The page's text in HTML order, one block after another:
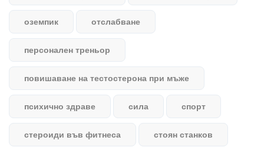
оземпик отслабване
персонален треньор
повишаване на тестостерона при мъже
психично здраве сила спорт
стероиди във фитнеса стоян станков